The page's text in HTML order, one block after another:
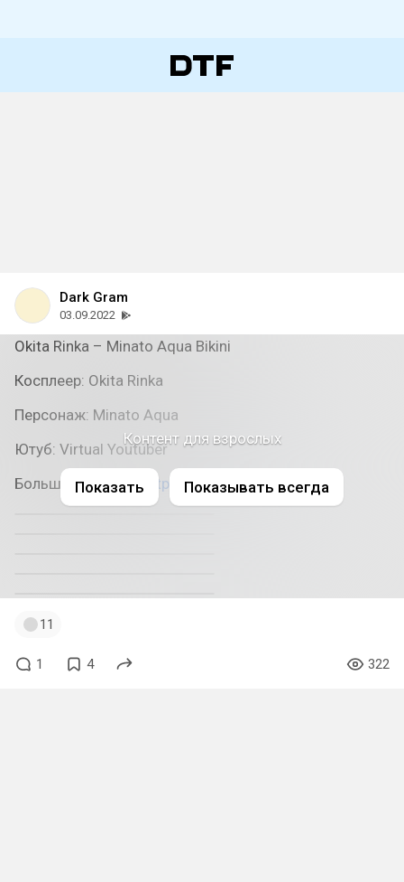
Dark Gram
03.09.2022
Okita Rinka – Minato Aqua Bikini
Косплеер: Okita Rinka
Персонаж: Minato Aqua
Ютуб: Virtual Youtuber
Больше фото в tghttps://t.me/dgcosplay
Контент для взрослых
Показать Показывать всегда
11
1 4 322